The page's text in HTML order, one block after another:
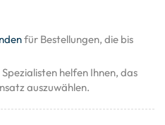
für Bestellungen, die bis
Spezialisten helfen Ihnen, das
auszuwählen.